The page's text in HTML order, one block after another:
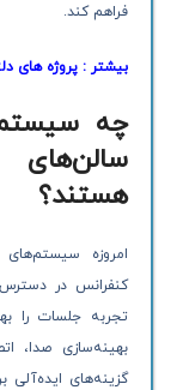
فراهم کند.
بیشتر : پروژه های
چه
هستند؟
امروزه
کنفرانس در دسترس
تجربه جلسات را
بهینه‌سازی صدا،
گزینه‌های ایده‌آلی